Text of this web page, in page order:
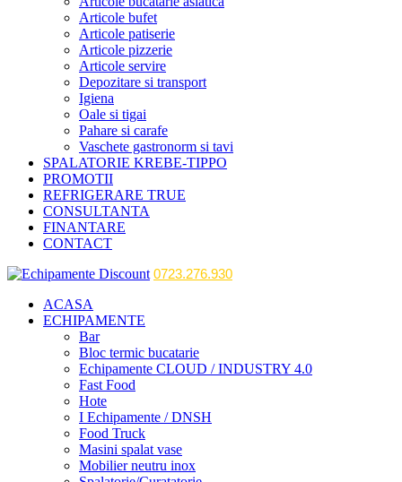
Articole bufet
Articole patiserie
Articole pizzerie
Articole servire
Depozitare si transport
Igiena
Oale si tigai
Pahare si carafe
Vaschete gastronorm si tavi
SPALATORIE KREBE-TIPPO
PROMOTII
REFRIGERARE TRUE
CONSULTANTA
FINANTARE
CONTACT
0723.276.930
ACASA
ECHIPAMENTE
Bar
Bloc termic bucatarie
Echipamente CLOUD / INDUSTRY 4.0
Fast Food
Hote
I Echipamente / DNSH
Food Truck
Masini spalat vase
Mobilier neutru inox